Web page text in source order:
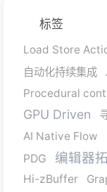
标签
Load Store
自动化持续集成
Procedural
GPU Driven
AI Native Flow
PDG 编辑器
Hi-zBuffer